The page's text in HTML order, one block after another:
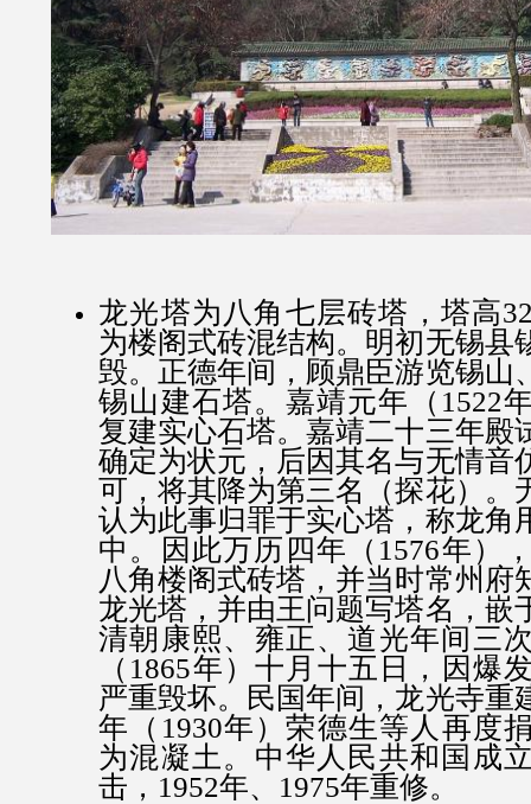
龙光塔为八角七层砖塔，塔高
为楼阁式砖混结构。明初无锡县
毁。正德年间，顾鼎臣游览锡山
锡山建石塔。嘉靖元年（1522
复建实心石塔。嘉靖二十三年殿
确定为状元，后因其名与无情音
可，将其降为第三名（探花）。
认为此事归罪于实心塔，称龙角
中。因此万历四年（1576年）
八角楼阁式砖塔，并当时常州府
龙光塔，并由王问题写塔名，嵌
清朝康熙、雍正、道光年间三
（1865年）十月十五日，因爆
严重毁坏。民国年间，龙光寺重
年（1930年）荣德生等人再度
为混凝土。中华人民共和国成
击，1952年、1975年重修。